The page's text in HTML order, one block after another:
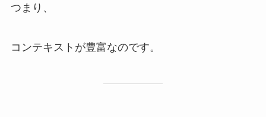
つまり、
コンテキストが豊富なのです。